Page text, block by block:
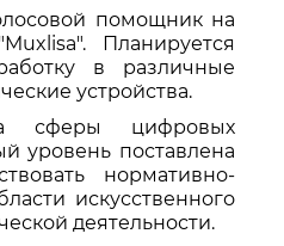
помощник на
Планируется
в различные
устройства.
сферы цифровых
уровень поставлена
нормативно-
искусственного
деятельности.